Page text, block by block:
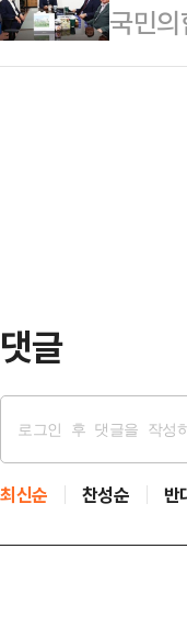
은 오
력한
무너
민의
국민
하루
댓글
최신순 찬성순 반